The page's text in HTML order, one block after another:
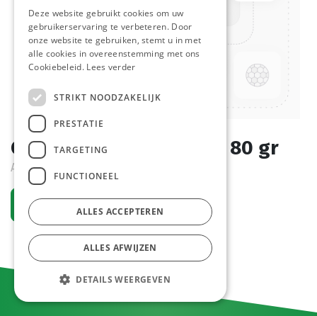
Carpaccio Runds 2 X 5 x 80 gr
Actif
Demander un compte
Deze website gebruikt cookies om uw
gebruikerservaring te verbeteren. Door
onze website te gebruiken, stemt u in met
alle cookies in overeenstemming met ons
Cookiebeleid. Lees verder
STRIKT NOODZAKELIJK
PRESTATIE
TARGETING
FUNCTIONEEL
ALLES ACCEPTEREN
ALLES AFWIJZEN
DETAILS WEERGEVEN